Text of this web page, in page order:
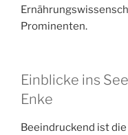
Prominenten.
Einblicke ins
Enke
Beeindruckend ist die